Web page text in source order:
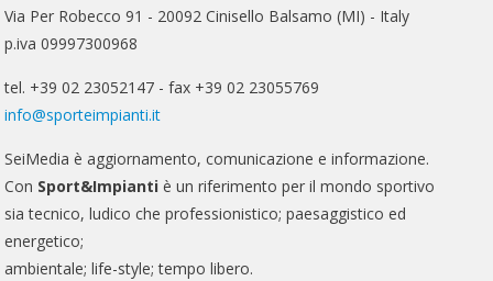
Via Per Robecco 91 - 20092 Cinisello Balsamo (MI) - Italy
p.iva 09997300968
tel. +39 02 23052147 - fax +39 02 23055769
info@sporteimpianti.it
SeiMedia è aggiornamento, comunicazione e informazione.
Con Sport&Impianti è un riferimento per il mondo sportivo
sia tecnico, ludico che professionistico; paesaggistico ed
energetico;
ambientale; life-style; tempo libero.